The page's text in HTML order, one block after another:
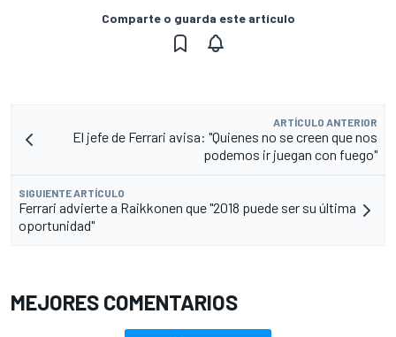
Comparte o guarda este artículo
ARTÍCULO ANTERIOR
El jefe de Ferrari avisa: "Quienes no se creen que nos
podemos ir juegan con fuego"
SIGUIENTE ARTÍCULO
Ferrari advierte a Raikkonen que "2018 puede ser su última
oportunidad"
MEJORES COMENTARIOS